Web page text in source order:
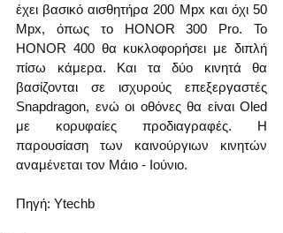
έχει βασικό αισθητήρα 200 Mpx και όχι 50
Mpx, όπως το HONOR 300 Pro. Το
HONOR 400 θα κυκλοφορήσει με διπλή
πίσω κάμερα. Και τα δύο κινητά θα
βασίζονται σε ισχυρούς επεξεργαστές
Snapdragon, ενώ οι οθόνες θα είναι Oled
με κορυφαίες προδιαγραφές. Η
παρουσίαση των καινούργιων κινητών
αναμένεται τον Μάιο - Ιούνιο.
Πηγή: Ytechb